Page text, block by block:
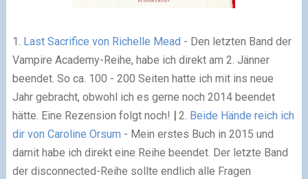
1. Last Sacrifice von Richelle Mead - Den letzten Band der
Vampire Academy-Reihe, habe ich direkt am 2. Jänner
beendet. So ca. 100 - 200 Seiten hatte ich mit ins neue
Jahr gebracht, obwohl ich es gerne noch 2014 beendet
hätte. Eine Rezension folgt noch!
2. Beide Hände reich ich
dir von Caroline Orsum - Mein erstes Buch in 2015 und
damit habe ich direkt eine Reihe beendet. Der letzte Band
der disconnected-Reihe sollte endlich alle Fragen